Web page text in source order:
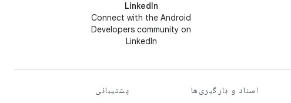
LinkedIn
Connect with the Android
Developers community on
LinkedIn
اسناد و بارگیری‌ها پشتیبانی